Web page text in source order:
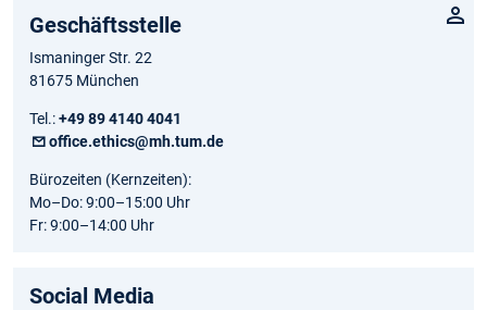
Geschäftsstelle
Ismaninger Str. 22
81675 München
Tel.:+49 89 4140 4041
office.ethics@mh.tum.de
Bürozeiten (Kernzeiten):
Mo–Do: 9:00–15:00 Uhr
Fr: 9:00–14:00 Uhr
Social Media